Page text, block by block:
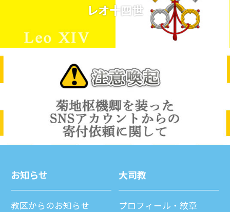
レオ十四世
お知らせ
教区からのお知らせ
⼤司教
プロフィール・紋章